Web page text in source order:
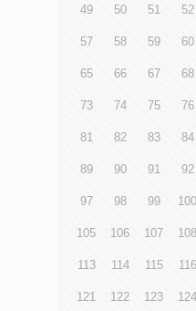
49 50 51 52
57 58 59 60
65 66 67 68
73 74 75 76
81 82 83 84
89 90 91 92
97 98 99 100
105 106 107 108
113 114 115 116
121 122 123 124